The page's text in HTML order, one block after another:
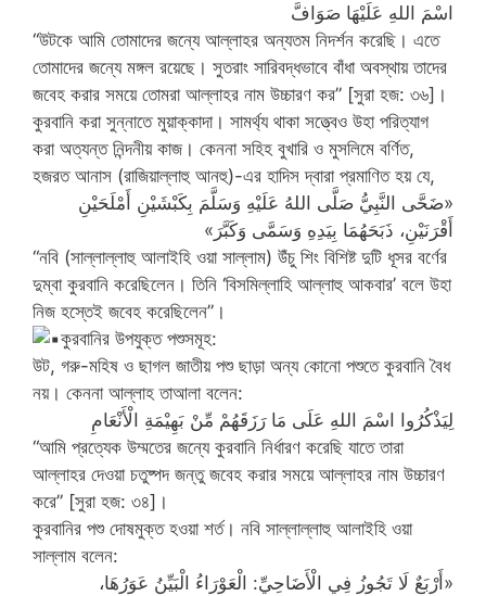
اسْمَ اللهِ عَلَيْهَا صَوَافَّ
“উটকে আমি তোমাদের জন্যে আল্লাহর অন্যতম নিদর্শন করেছি। এতে
তোমাদের জন্যে মঙ্গল রয়েছে। সুতরাং সারিবদ্ধভাবে বাঁধা অবস্থায় তাদের
জবেহ করার সময়ে তোমরা আল্লাহর নাম উচ্চারণ কর” [সুরা হজ: ৩৬]।
কুরবানি করা সুন্নাতে মুয়াক্কাদা। সামর্থ্য থাকা সত্ত্বেও উহা পরিত্যাগ
করা অত্যন্ত নিন্দনীয় কাজ। কেননা সহিহ বুখারি ও মুসলিমে বর্ণিত,
হজরত আনাস (রাজিয়াল্লাহু আনহু)-এর হাদিস দ্বারা প্রমাণিত হয় যে,
«ضَحَّى النَّبِيُّ صَلَّى اللهُ عَلَيْهِ وَسَلَّمَ بِكَبْشَيْنِ أَمْلَحَيْنِ
أَقْرَنَيْنِ، ذَبَحَهُمَا بِيَدِهِ وَسَمَّى وَكَبَّرَ»
“নবি (সাল্লাল্লাহু আলাইহি ওয়া সাল্লাম) উঁচু শিং বিশিষ্ট দুটি ধূসর বর্ণের
দুম্বা কুরবানি করেছিলেন। তিনি ‘বিসমিল্লাহি আল্লাহু আকবার’ বলে উহা
নিজ হস্তেই জবেহ করেছিলেন”।
কুরবানির উপযুক্ত পশুসমূহ:
উট, গরু-মহিষ ও ছাগল জাতীয় পশু ছাড়া অন্য কোনো পশুতে কুরবানি বৈধ
নয়। কেননা আল্লাহ তাআলা বলেন:
لِيَذْكُرُوا اسْمَ اللهِ عَلَى مَا رَزَقَهُمْ مِّنْ بَهِيْمَةِ الْأَنْعَامِ
“আমি প্রত্যেক উম্মতের জন্যে কুরবানি নির্ধারণ করেছি যাতে তারা
আল্লাহর দেওয়া চতুষ্পদ জন্তু জবেহ করার সময়ে আল্লাহর নাম উচ্চারণ
করে” [সুরা হজ: ৩৪]।
কুরবানির পশু দোষমুক্ত হওয়া শর্ত। নবি সাল্লাল্লাহু আলাইহি ওয়া
সাল্লাম বলেন:
«أَرْبَعٌ لَا تَجُوزُ فِي الْأَضَاحِيِّ: الْعَوْرَاءُ الْبَيِّنُ عَوَرُهَا،